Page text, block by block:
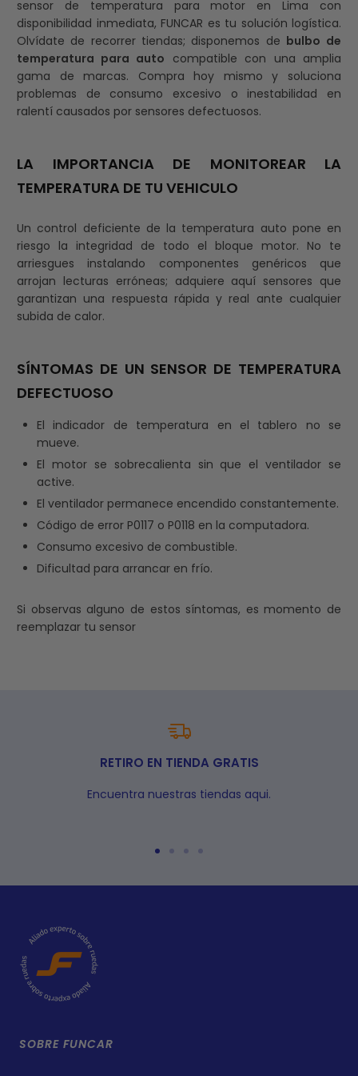
sensor de temperatura para motor en Lima con
disponibilidad inmediata, FUNCAR es tu solución logística.
Olvídate de recorrer tiendas; disponemos de bulbo de
temperatura para auto compatible con una amplia
gama de marcas. Compra hoy mismo y soluciona
problemas de consumo excesivo o inestabilidad en
ralentí causados por sensores defectuosos.
LA IMPORTANCIA DE MONITOREAR LA
TEMPERATURA DE TU VEHICULO
Un control deficiente de la temperatura auto pone en
riesgo la integridad de todo el bloque motor. No te
arriesgues instalando componentes genéricos que
arrojan lecturas erróneas; adquiere aquí sensores que
garantizan una respuesta rápida y real ante cualquier
subida de calor.
SÍNTOMAS DE UN SENSOR DE TEMPERATURA
DEFECTUOSO
El indicador de temperatura en el tablero no se
mueve.
El motor se sobrecalienta sin que el ventilador se
active.
El ventilador permanece encendido constantemente.
Código de error P0117 o P0118 en la computadora.
Consumo excesivo de combustible.
Dificultad para arrancar en frío.
Si observas alguno de estos síntomas, es momento de
reemplazar tu sensor
RETIRO EN TIENDA GRATIS
Encuentra nuestras tiendas aqui.
SOBRE FUNCAR